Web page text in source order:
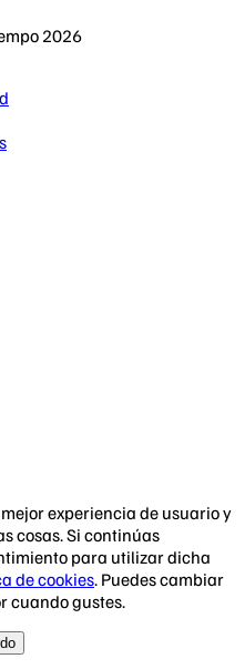
2026
experiencia de usuario y
cosas. Si continúas
para utilizar dicha
de cookies. Puedes cambiar
cuando gustes.